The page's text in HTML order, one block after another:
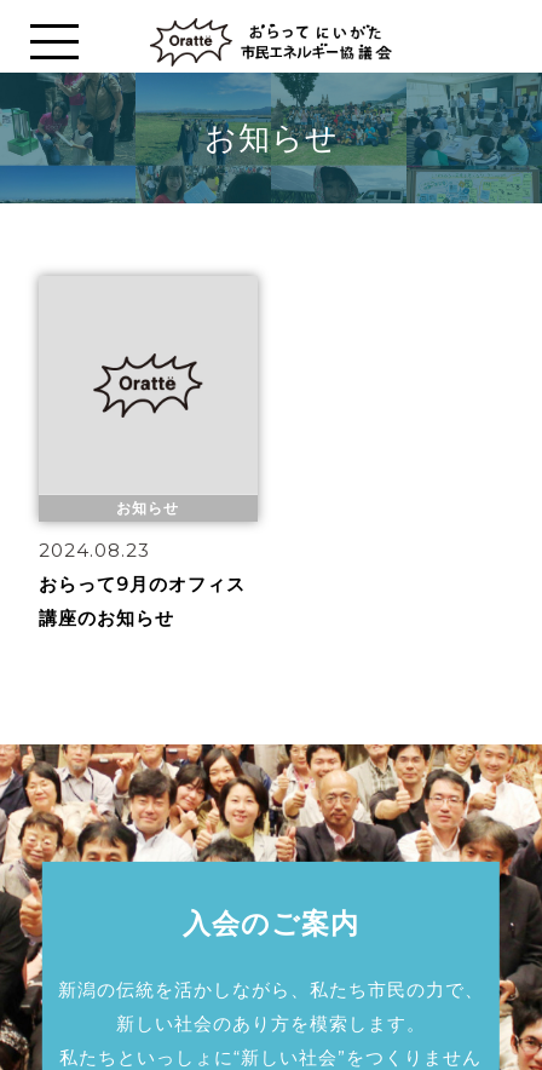
お知らせ
お知らせ
2024.08.23
おらって9月のオフィス
講座のお知らせ
入会のご案内
新潟の伝統を活かしながら、私たち市民の力で、
新しい社会のあり方を模索します。
私たちといっしょに“新しい社会”をつくりません